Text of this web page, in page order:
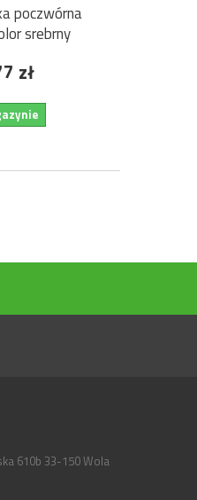
poczwórna
srebrny
zł
610b 33-150 Wola